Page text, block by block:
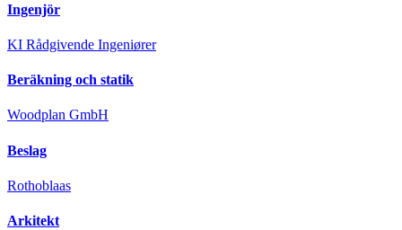
Ingenjör
KI Rådgivende Ingeniører
Beräkning och statik
Woodplan GmbH
Beslag
Rothoblaas
Arkitekt